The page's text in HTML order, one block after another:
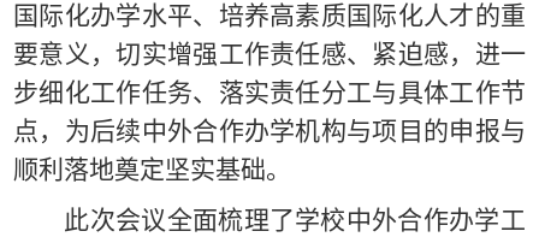
国际化办学水平、培养高素质国际化人才的重
要意义，切实增强工作责任感、紧迫感，进一
步细化工作任务、落实责任分工与具体工作节
点，为后续中外合作办学机构与项目的申报与
顺利落地奠定坚实基础。
此次会议全面梳理了学校中外合作办学工